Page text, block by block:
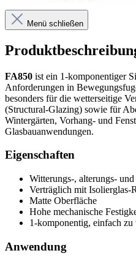
Menü schließen
FA850 ist ein 1‑komponentiger
Anforderungen in
besonders für die wetterseitige
(Structural-Glazing) sowie für
Wintergärten, Vorhang- und
Glasbauanwendungen.
Eigenschaften
Witterungs-, alterungs-
Verträglich mit
Matte Oberfläche
Hohe mechanische
1‑komponentig, einfach zu
Anwendung